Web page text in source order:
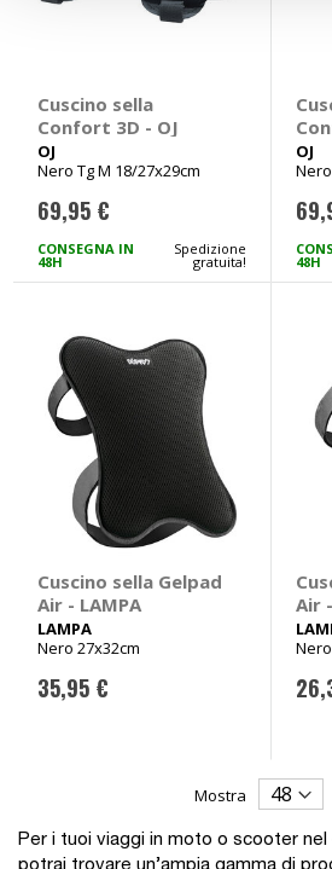
Cuscino sella
Confort 3D - OJ
OJ
Nero Tg M 18/27x29cm
69,95 €
CONSEGNA IN
48H
Spedizione
gratuita!
OJ
48H
Cuscino sella Gelpad
Air - LAMPA
LAMPA
Nero 27x32cm
35,95 €
Air
Mostra
Per i tuoi viaggi in moto o scooter nel